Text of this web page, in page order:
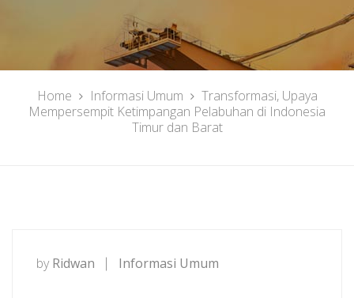
Home Informasi Umum
Transformasi, Upaya
Mempersempit Ketimpangan Pelabuhan di Indonesia
Timur dan Barat
by Ridwan Informasi Umum